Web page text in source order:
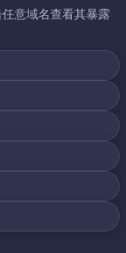
意域名查看其暴露